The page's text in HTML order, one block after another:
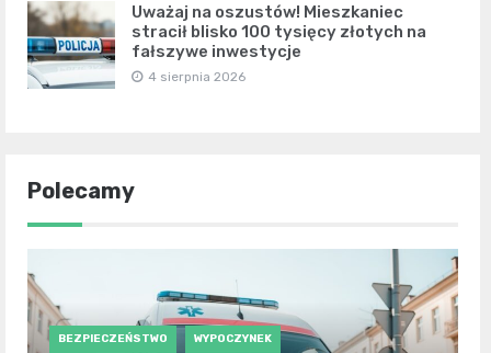
Uważaj na oszustów! Mieszkaniec
stracił blisko 100 tysięcy złotych na
fałszywe inwestycje
4 sierpnia 2026
Polecamy
BEZPIECZEŃSTWO WYPOCZYNEK